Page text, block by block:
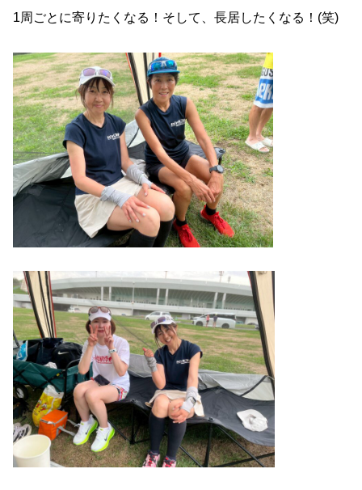
1周ごとに寄りたくなる！そして、長居したくなる！(笑)